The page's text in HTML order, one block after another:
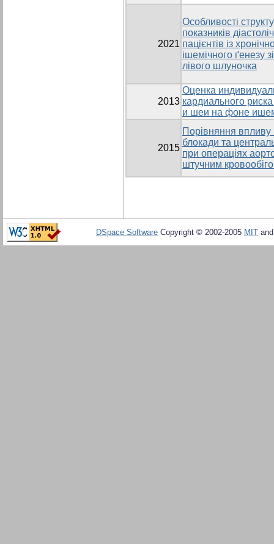
2021
Особливості
показників
пацієнтів із
ішемічного ґенезу
лівого шлуночка
2013
Оценка
кардиального
и шеи на фоне
2015
Порівняння впливу
блокади та
при операціях
штучним
DSpace Software Copyright © 2002-2005 MIT